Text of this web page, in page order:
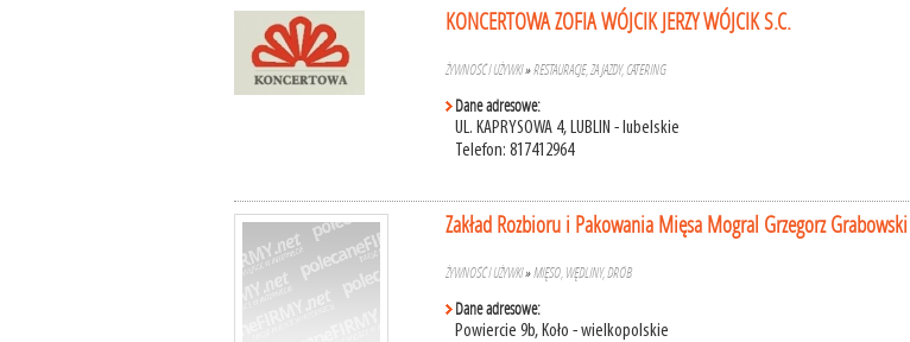
KONCERTOWA ZOFIA WÓJCIK JERZY WÓJCIK S.C.
ŻYWNOŚĆ I UŻYWKI»RESTAURACJE, ZAJAZDY, CATERING
Dane adresowe:
UL. KAPRYSOWA 4, LUBLIN - lubelskie
Telefon: 817412964
Zakład Rozbioru i Pakowania Mięsa Mogral Grzegorz Grabowski
ŻYWNOŚĆ I UŻYWKI»MIĘSO, WĘDLINY, DRÓB
Dane adresowe:
Powiercie 9b, Koło - wielkopolskie